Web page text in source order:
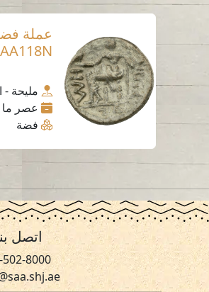
عملة
مليحة -
عصر ما
فضة
اتصل
502-8000